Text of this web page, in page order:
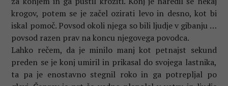
krogov, potem se je začel ozirati levo in desno, kot bi
iskal pomoč. Povsod okoli njega so bili ljudje v gibanju …
povsod razen prav na koncu njegovega povodca.
Lahko rečem, da je minilo manj kot petnajst sekund
preden se je konj umiril in prikasal do svojega lastnika,
ta pa je enostavno stegnil roko in ga potrepljal po